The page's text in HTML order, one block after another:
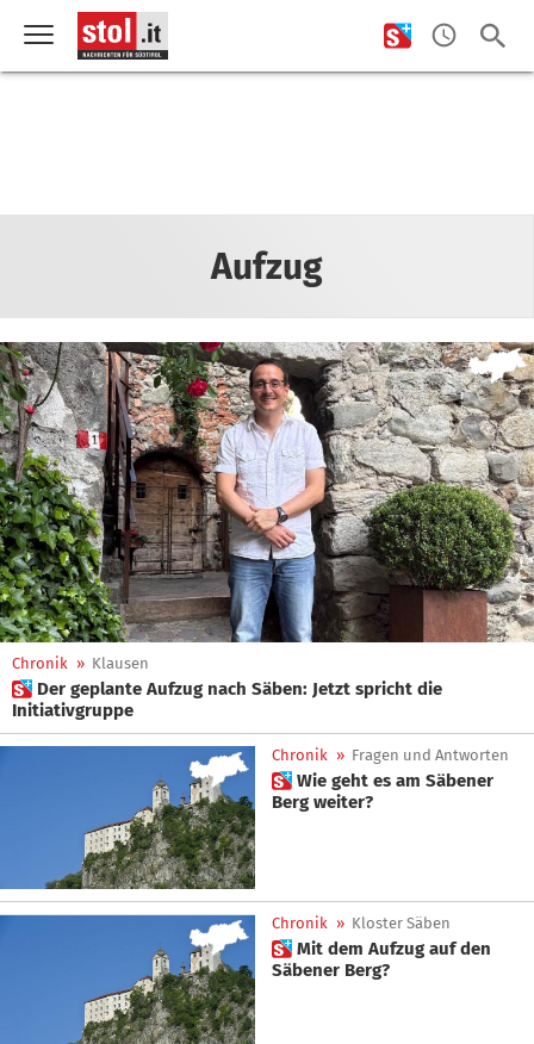
Aufzug
Chronik » Klausen
 Der geplante Aufzug nach Säben: Jetzt spricht die
Initiativgruppe
Chronik » Fragen und Antworten
 Wie geht es am Säbener
Berg weiter?
Chronik » Kloster Säben
 Mit dem Aufzug auf den
Säbener Berg?